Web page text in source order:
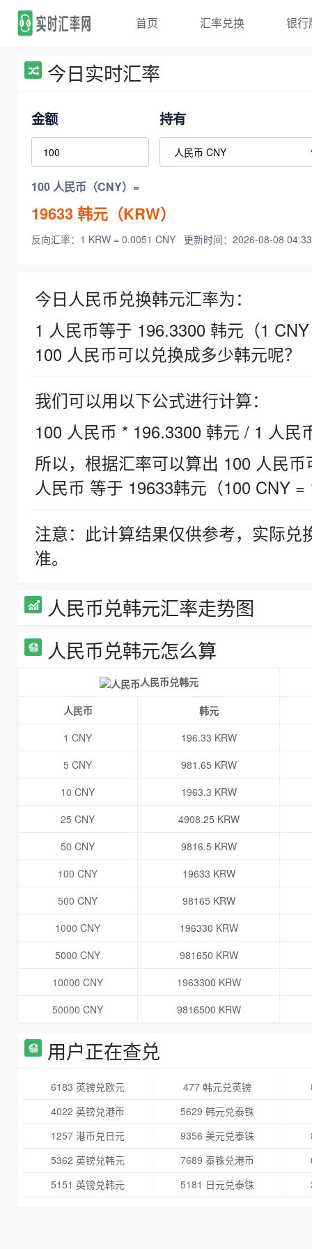
首页 汇率兑换 银行
今日实时汇率
金额 持有
100 人民币（CNY）=
19633韩元（KRW）
反向汇率：1 KRW = 0.0051 CNY 更新时间：2026-08-08
今日人民币兑换韩元汇率为：
1 人民币等于 196.3300 韩元（1
100 人民币可以兑换成多少韩元呢？
我们可以用以下公式进行计算：
100 人民币 * 196.3300 韩元 / 1 人民
所以，根据汇率可以算出 100 人民
人民币 等于 19633韩元（100 CNY =
注意：此计算结果仅供参考，实际
准。
人民币兑韩元汇率走势图
人民币兑韩元怎么算
人民币兑韩元
人民币
韩元
1 CNY
196.33 KRW
5 CNY
981.65 KRW
10 CNY
1963.3 KRW
25 CNY
4908.25 KRW
50 CNY
9816.5 KRW
100 CNY
19633 KRW
500 CNY
98165 KRW
1000 CNY
196330 KRW
5000 CNY
981650 KRW
10000 CNY
1963300 KRW
50000 CNY
9816500 KRW
用户正在查兑
6183 英镑兑欧元 477 韩元兑英镑
4022 英镑兑港币
5629 韩元兑泰铢
1257 港币兑日元
9356 美元兑泰铢
5362 英镑兑韩元
7689 泰铢兑港币
5151 英镑兑韩元
5181 日元兑泰铢